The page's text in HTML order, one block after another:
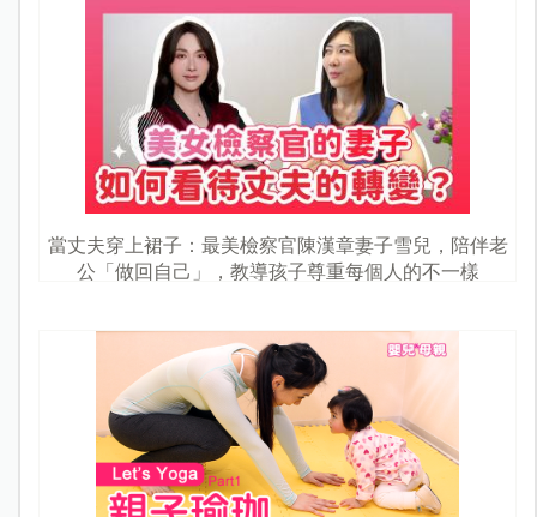
當丈夫穿上裙子：最美檢察官陳漢章妻子雪兒，陪伴老
公「做回自己」，教導孩子尊重每個人的不一樣